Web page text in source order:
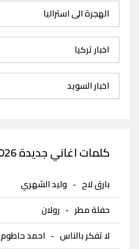
الهجرة الى استراليا
اخبار تركيا
اخبار السويد
كلمات اغاني جديدة 2026
بارق لاح - وليد الشهري
حفلة مطر - رولان
لا تفكر بالناس - احمد حاطوم